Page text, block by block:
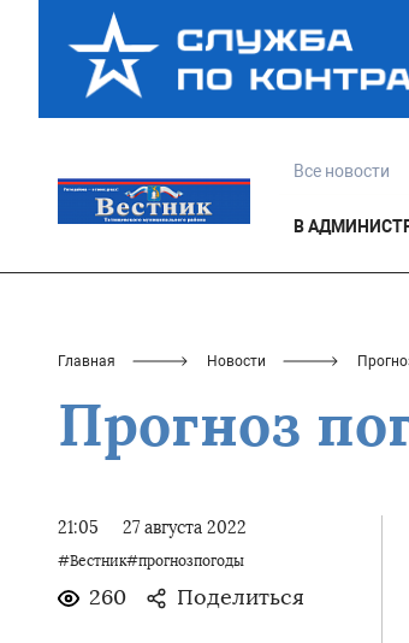
Все новости
В
Главная Новости
Прогноз
21:05 27 августа 2022
#Вестник#прогнозпогоды
260 Поделиться